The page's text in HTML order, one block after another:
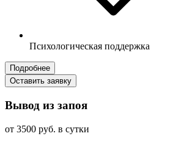
Психологическая поддержка
Подробнее
Оставить заявку
Вывод из запоя
от 3500 руб. в сутки